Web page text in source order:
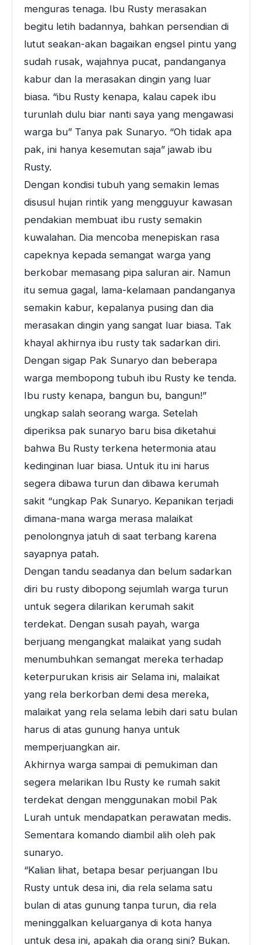
menguras tenaga. Ibu Rusty merasakan
begitu letih badannya, bahkan persendian di
lutut seakan-akan bagaikan engsel pintu yang
sudah rusak, wajahnya pucat, pandanganya
kabur dan Ia merasakan dingin yang luar
biasa. “ibu Rusty kenapa, kalau capek ibu
turunlah dulu biar nanti saya yang mengawasi
warga bu” Tanya pak Sunaryo. “Oh tidak apa
pak, ini hanya kesemutan saja” jawab ibu
Rusty.
Dengan kondisi tubuh yang semakin lemas
disusul hujan rintik yang mengguyur kawasan
pendakian membuat ibu rusty semakin
kuwalahan. Dia mencoba menepiskan rasa
capeknya kepada semangat warga yang
berkobar memasang pipa saluran air. Namun
itu semua gagal, lama-kelamaan pandanganya
semakin kabur, kepalanya pusing dan dia
merasakan dingin yang sangat luar biasa. Tak
khayal akhirnya ibu rusty tak sadarkan diri.
Dengan sigap Pak Sunaryo dan beberapa
warga membopong tubuh ibu Rusty ke tenda.
Ibu rusty kenapa, bangun bu, bangun!”
ungkap salah seorang warga. Setelah
diperiksa pak sunaryo baru bisa diketahui
bahwa Bu Rusty terkena hetermonia atau
kedinginan luar biasa. Untuk itu ini harus
segera dibawa turun dan dibawa kerumah
sakit “ungkap Pak Sunaryo. Kepanikan terjadi
dimana-mana warga merasa malaikat
penolongnya jatuh di saat terbang karena
sayapnya patah.
Dengan tandu seadanya dan belum sadarkan
diri bu rusty dibopong sejumlah warga turun
untuk segera dilarikan kerumah sakit
terdekat. Dengan susah payah, warga
berjuang mengangkat malaikat yang sudah
menumbuhkan semangat mereka terhadap
keterpurukan krisis air Selama ini, malaikat
yang rela berkorban demi desa mereka,
malaikat yang rela selama lebih dari satu bulan
harus di atas gunung hanya untuk
memperjuangkan air.
Akhirnya warga sampai di pemukiman dan
segera melarikan Ibu Rusty ke rumah sakit
terdekat dengan menggunakan mobil Pak
Lurah untuk mendapatkan perawatan medis.
Sementara komando diambil alih oleh pak
sunaryo.
“Kalian lihat, betapa besar perjuangan Ibu
Rusty untuk desa ini, dia rela selama satu
bulan di atas gunung tanpa turun, dia rela
meninggalkan keluarganya di kota hanya
untuk desa ini, apakah dia orang sini? Bukan.